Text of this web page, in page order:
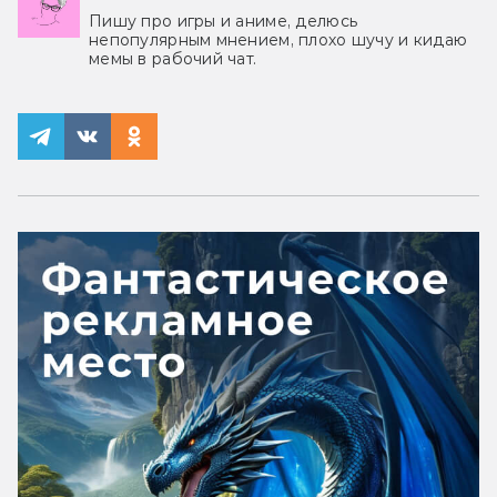
Пишу про игры и аниме, делюсь
непопулярным мнением, плохо шучу и кидаю
мемы в рабочий чат.